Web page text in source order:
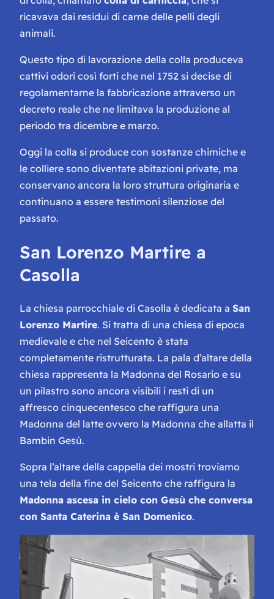
ricavava dai residui di carne delle pelli degli
animali.
Questo tipo di lavorazione della colla produceva
cattivi odori così forti che nel 1752 si decise di
regolamentarne la fabbricazione attraverso un
decreto reale che ne limitava la produzione al
periodo tra dicembre e marzo.
Oggi la colla si produce con sostanze chimiche e
le colliere sono diventate abitazioni private, ma
conservano ancora la loro struttura originaria e
continuano a essere testimoni silenziose del
passato.
San Lorenzo Martire a
Casolla
La chiesa parrocchiale di Casolla è dedicata a San
Lorenzo Martire. Si tratta di una chiesa di epoca
medievale e che nel Seicento è stata
completamente ristrutturata. La pala d’altare della
chiesa rappresenta la Madonna del Rosario e su
un pilastro sono ancora visibili i resti di un
affresco cinquecentesco che raffigura una
Madonna del latte ovvero la Madonna che allatta il
Bambin Gesù.
Sopra l’altare della cappella dei mostri troviamo
una tela della fine del Seicento che raffigura la
Madonna ascesa in cielo con Gesù che conversa
con Santa Caterina è San Domenico.